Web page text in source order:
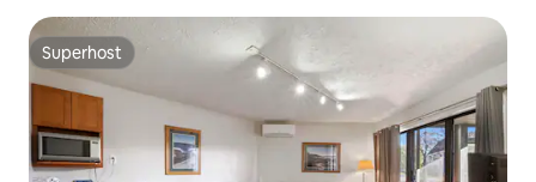
Superhost
Superhost